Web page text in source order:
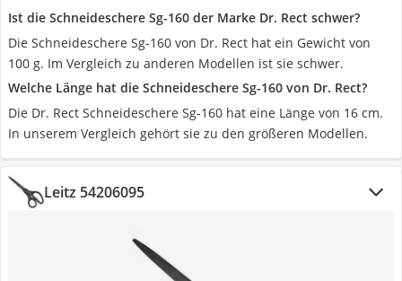
Ist die Schneideschere Sg-160 der Marke Dr. Rect schwer?
Die Schneideschere Sg-160 von Dr. Rect hat ein Gewicht von
100 g. Im Vergleich zu anderen Modellen ist sie schwer.
Welche Länge hat die Schneideschere Sg-160 von Dr. Rect?
Die Dr. Rect Schneideschere Sg-160 hat eine Länge von 16 cm.
In unserem Vergleich gehört sie zu den größeren Modellen.
Leitz 54206095